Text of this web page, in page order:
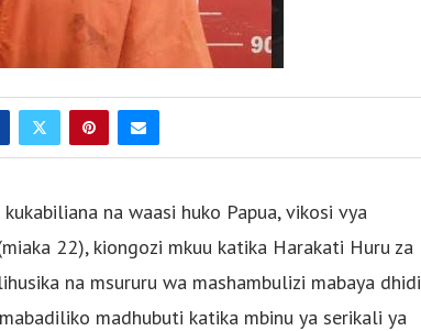
na waasi huko Papua, vikosi vya
22), kiongozi mkuu katika Harakati Huru za
na msururu wa mashambulizi mabaya dhidi
madhubuti katika mbinu ya serikali ya